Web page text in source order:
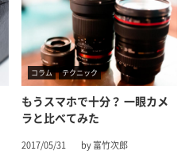
コラム テクニック
もうスマホで十分？ 一眼カメ
ラと比べてみた
2017/05/31 by 富竹次郎